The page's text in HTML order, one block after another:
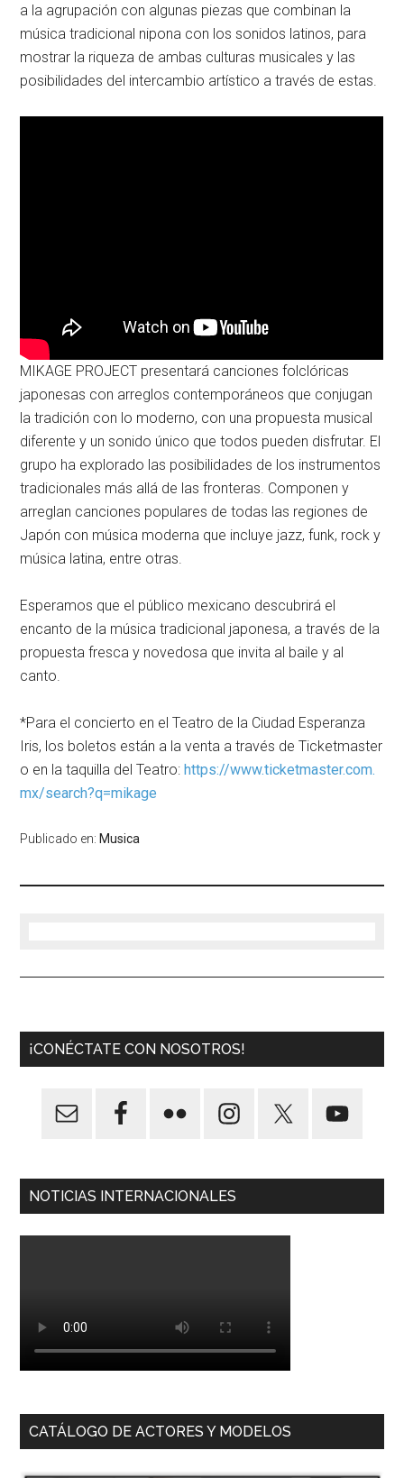
a la agrupación con algunas piezas que combinan la
música tradicional nipona con los sonidos latinos, para
mostrar la riqueza de ambas culturas musicales y las
posibilidades del intercambio artístico a través de estas.
MIKAGE PROJECT presentará canciones folclóricas
japonesas con arreglos contemporáneos que conjugan
la tradición con lo moderno, con una propuesta musical
diferente y un sonido único que todos pueden disfrutar. El
grupo ha explorado las posibilidades de los instrumentos
tradicionales más allá de las fronteras. Componen y
arreglan canciones populares de todas las regiones de
Japón con música moderna que incluye jazz, funk, rock y
música latina, entre otras.
Esperamos que el público mexicano descubrirá el
encanto de la música tradicional japonesa, a través de la
propuesta fresca y novedosa que invita al baile y al
canto.
*Para el concierto en el Teatro de la Ciudad Esperanza
Iris, los boletos están a la venta a través de Ticketmaster
o en la taquilla del Teatro:https://www.ticketmaster.com.
mx/search?q=mikage
Publicado en: Musica
¡CONÉCTATE CON NOSOTROS!
NOTICIAS INTERNACIONALES
CATÁLOGO DE ACTORES Y MODELOS